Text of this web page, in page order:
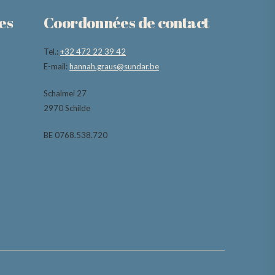
Coordonnées de contact
Tel.:+32 472 22 39 42
E-mail:hannah.graus@sundar.be
Schalmei 27
2970 Schilde
BE 0768.538.720